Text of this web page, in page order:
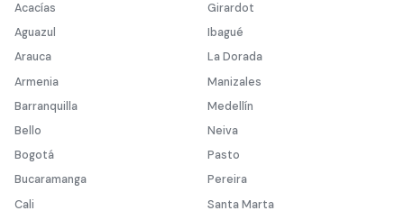
Acacías
Aguazul
Arauca
Armenia
Barranquilla
Bello
Bogotá
Bucaramanga
Cali
Girardot
Ibagué
La Dorada
Manizales
Medellín
Neiva
Pasto
Pereira
Santa Marta